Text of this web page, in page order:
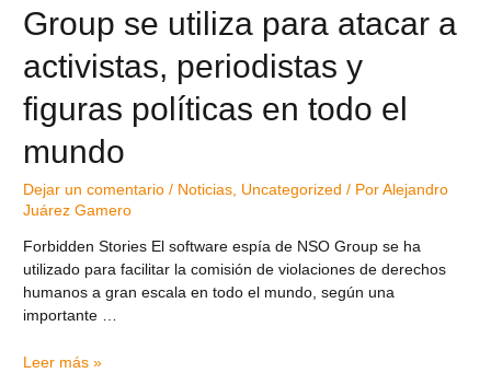
Group se utiliza para atacar a
activistas, periodistas y
figuras políticas en todo el
mundo
Dejar un comentario / Noticias Uncategorized / PorAlejandro
Juárez Gamero
Forbidden Stories El software espía de NSO Group se ha
utilizado para facilitar la comisión de violaciones de derechos
humanos a gran escala en todo el mundo, según una
importante …
Leer más »